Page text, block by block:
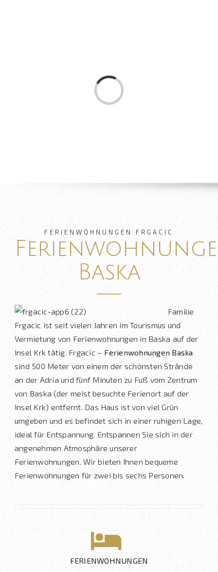
Loading...
FERIENWOHNUNGEN FRGACIC
Baska
Familie
Frgacic ist seit vielen Jahren im Tourismus und
Vermietung von Ferienwohnungen in Baska auf der
Insel Krk tätig. Frgacic – Ferienwohnungen Baska
sind 500 Meter von einem der schönsten Strände
an der Adria und fünf Minuten zu Fuß vom Zentrum
von Baska (der meist besuchte Ferienort auf der
Insel Krk) entfernt. Das Haus ist von viel Grün
umgeben und es befindet sich in einer ruhigen Lage,
ideal für Entspannung. Entspannen Sie sich in der
angenehmen Atmosphäre unserer
Ferienwohnungen. Wir bieten Ihnen bequeme
Ferienwohnungen für zwei bis sechs Personen.
FERIENWOHNUNGEN